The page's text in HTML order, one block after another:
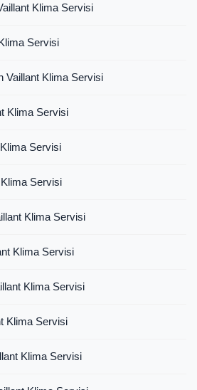
Klima Servisi
Servisi
Vaillant Klima Servisi
Klima Servisi
Servisi
Servisi
Klima Servisi
Klima Servisi
Klima Servisi
Klima Servisi
Klima Servisi